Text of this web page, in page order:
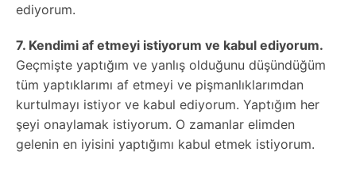
ediyorum.
7. Kendimi af etmeyi istiyorum ve kabul ediyorum.
Geçmişte yaptığım ve yanlış olduğunu düşündüğüm
tüm yaptıklarımı af etmeyi ve pişmanlıklarımdan
kurtulmayı istiyor ve kabul ediyorum. Yaptığım her
şeyi onaylamak istiyorum. O zamanlar elimden
gelenin en iyisini yaptığımı kabul etmek istiyorum.